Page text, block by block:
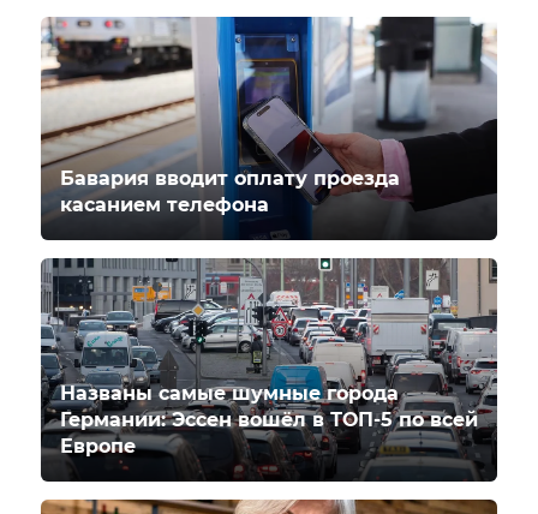
Бавария вводит оплату проезда
касанием телефона
Названы самые шумные города
Германии: Эссен вошёл в ТОП-5 по всей
Европе